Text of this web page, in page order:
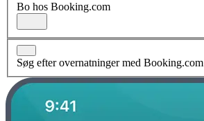
Bo hos Booking.com
Søg efter overnatninger med Booking.com